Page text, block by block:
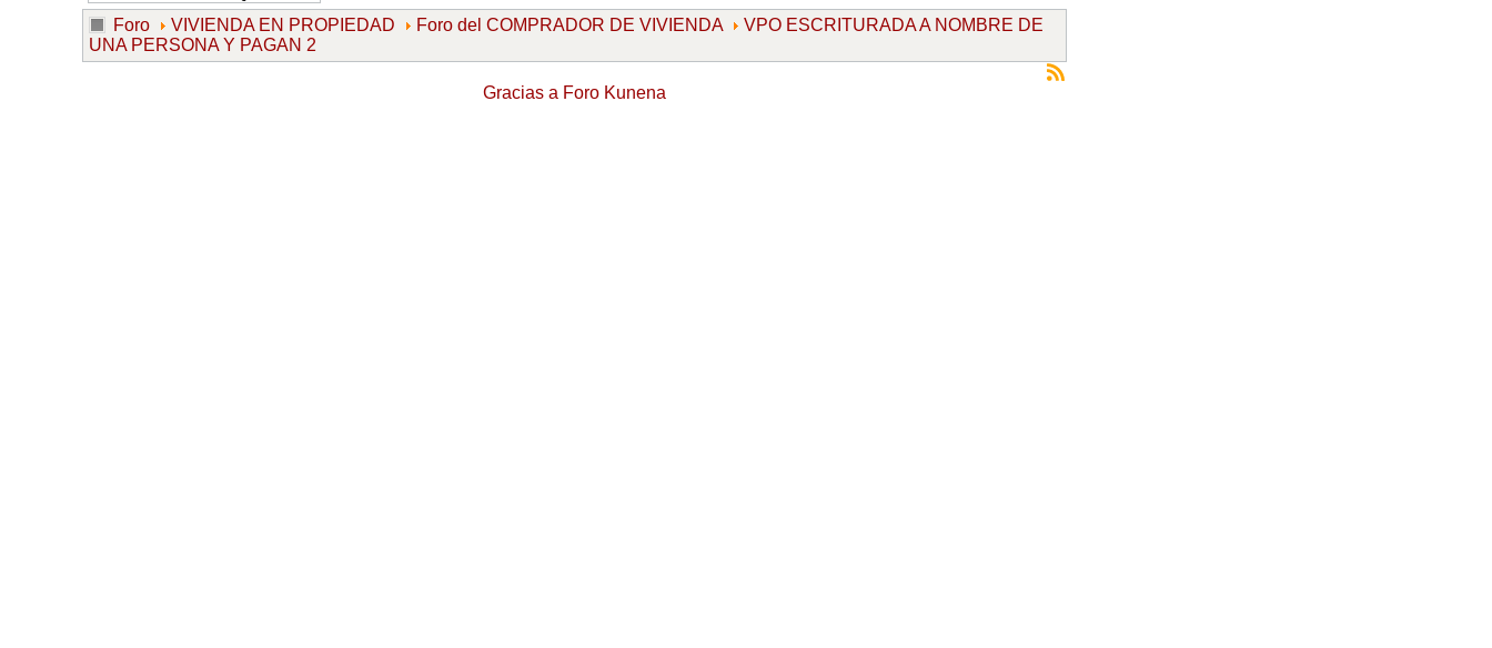
Foro VIVIENDA EN PROPIEDAD Foro del COMPRADOR DE VIVIENDA
VPO ESCRITURADA A NOMBRE DE
UNA PERSONA Y PAGAN 2
Gracias a Foro Kunena